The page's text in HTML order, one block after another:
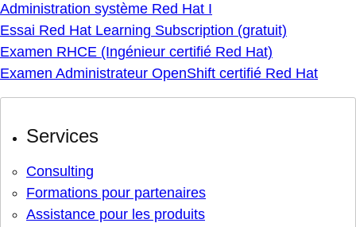
Administration système Red Hat I
Essai Red Hat Learning Subscription (gratuit)
Examen RHCE (Ingénieur certifié Red Hat)
Examen Administrateur OpenShift certifié Red Hat
Services
Consulting
Formations pour partenaires
Assistance pour les produits